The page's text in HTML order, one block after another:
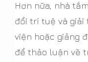
Hơn nữa, nhà
đổi trí tuệ và
viện hoặc giảng
để thảo luận về